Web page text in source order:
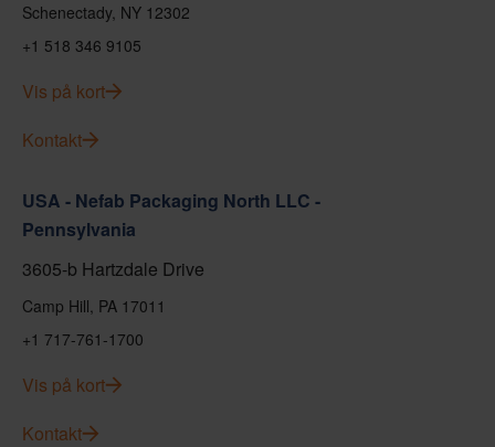
Schenectady, NY 12302
+1 518 346 9105
Vis på kort
Kontakt
USA - Nefab Packaging North LLC -
Pennsylvania
3605-b Hartzdale Drive
Camp Hill, PA 17011
+1 717-761-1700
Vis på kort
Kontakt